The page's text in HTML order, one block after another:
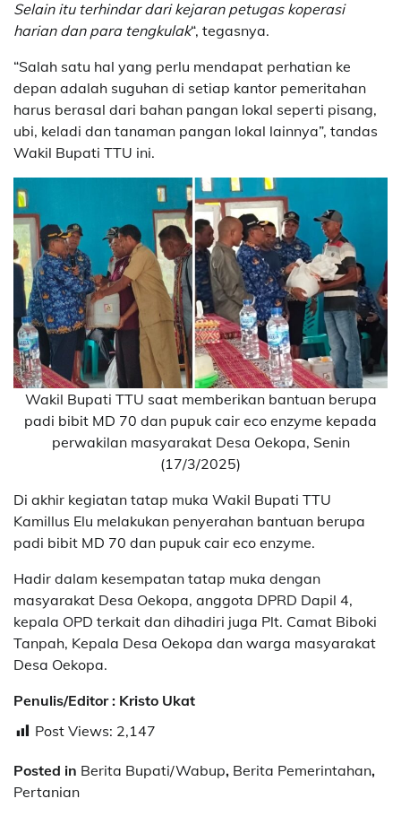
Selain itu terhindar dari kejaran petugas koperasi
harian dan para tengkulak“, tegasnya.
“Salah satu hal yang perlu mendapat perhatian ke
depan adalah suguhan di setiap kantor pemeritahan
harus berasal dari bahan pangan lokal seperti pisang,
ubi, keladi dan tanaman pangan lokal lainnya”, tandas
Wakil Bupati TTU ini.
Wakil Bupati TTU saat memberikan bantuan berupa
padi bibit MD 70 dan pupuk cair eco enzyme kepada
perwakilan masyarakat Desa Oekopa, Senin
(17/3/2025)
Di akhir kegiatan tatap muka Wakil Bupati TTU
Kamillus Elu melakukan penyerahan bantuan berupa
padi bibit MD 70 dan pupuk cair eco enzyme.
Hadir dalam kesempatan tatap muka dengan
masyarakat Desa Oekopa, anggota DPRD Dapil 4,
kepala OPD terkait dan dihadiri juga Plt. Camat Biboki
Tanpah, Kepala Desa Oekopa dan warga masyarakat
Desa Oekopa.
Penulis/Editor : Kristo Ukat
Post Views: 2,147
Posted in Berita Bupati/Wabup, Berita Pemerintahan,
Pertanian